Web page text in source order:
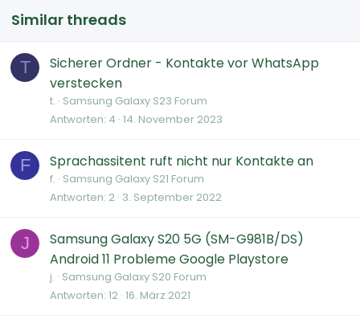
Similar threads
T
Sicherer Ordner - Kontakte vor WhatsApp
verstecken
t. Samsung Galaxy S23 Forum
Antworten 4 14. November 2023
F Sprachassitent ruft nicht nur Kontakte an
f. Samsung Galaxy S21 Forum
Antworten 2 3. September 2022
J
Samsung Galaxy S20 5G (SM-G981B/DS)
Android 11 Probleme Google Playstore
j. Samsung Galaxy S20 Forum
Antworten 12 16. März 2021